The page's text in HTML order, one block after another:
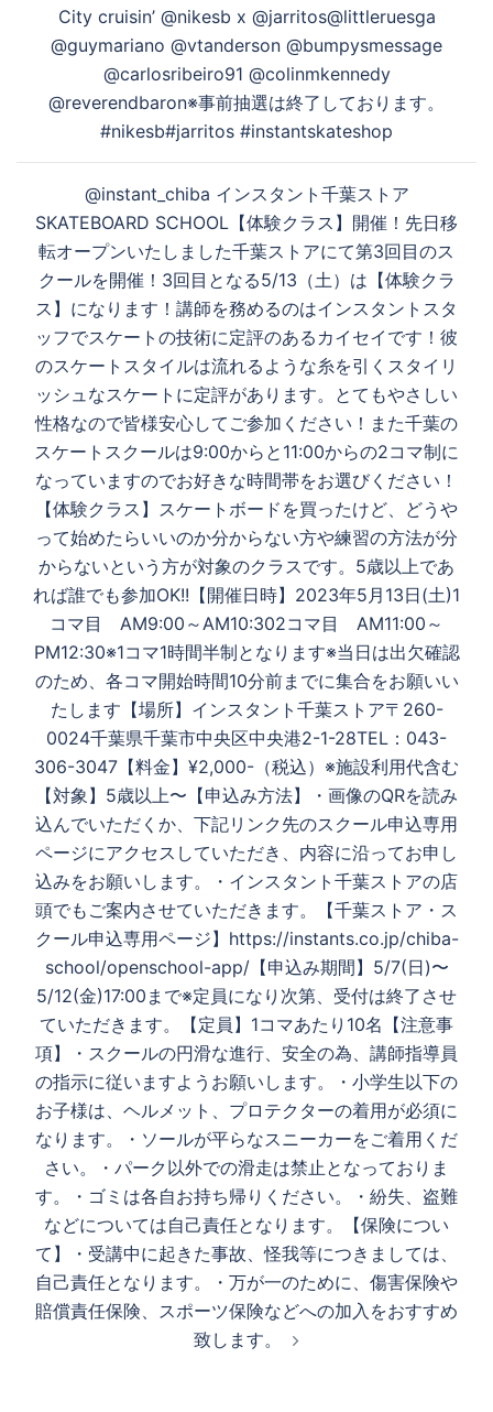
シ
ン
City cruisin’ @nikesb x @jarritos@littleruesga
@guymariano @vtanderson @bumpysmessage
@carlosribeiro91 @colinmkennedy
@reverendbaron※事前抽選は終了しております。
#nikesb#jarritos #instantskateshop
@instant_chiba インスタント千葉ストア
SKATEBOARD SCHOOL【体験クラス】開催！先日移
転オープンいたしました千葉ストアにて第3回目のス
クールを開催！3回目となる5/13（土）は【体験クラ
ス】になります！講師を務めるのはインスタントスタ
ッフでスケートの技術に定評のあるカイセイです！彼
のスケートスタイルは流れるような糸を引くスタイリ
ッシュなスケートに定評があります。とてもやさしい
性格なので皆様安心してご参加ください！また千葉の
スケートスクールは9:00からと11:00からの2コマ制に
なっていますのでお好きな時間帯をお選びください！
【体験クラス】スケートボードを買ったけど、どうや
って始めたらいいのか分からない方や練習の方法が分
からないという方が対象のクラスです。5歳以上であ
れば誰でも参加OK!!【開催日時】2023年5月13日(土)1
コマ目 AM9:00～AM10:302コマ目 AM11:00～
PM12:30※1コマ1時間半制となります※当日は出欠確認
のため、各コマ開始時間10分前までに集合をお願いい
たします【場所】インスタント千葉ストア〒260-
0024千葉県千葉市中央区中央港2-1-28TEL：043-
306-3047【料金】¥2,000-（税込）※施設利用代含む
【対象】5歳以上〜【申込み方法】・画像のQRを読み
込んでいただくか、下記リンク先のスクール申込専用
ページにアクセスしていただき、内容に沿ってお申し
込みをお願いします。・インスタント千葉ストアの店
頭でもご案内させていただきます。【千葉ストア・ス
クール申込専用ページ】https://instants.co.jp/chiba-
school/openschool-app/【申込み期間】5/7(日)〜
5/12(金)17:00まで※定員になり次第、受付は終了させ
ていただきます。【定員】1コマあたり10名【注意事
項】・スクールの円滑な進行、安全の為、講師指導員
の指示に従いますようお願いします。・小学生以下の
お子様は、ヘルメット、プロテクターの着用が必須に
なります。・ソールが平らなスニーカーをご着用くだ
さい。・パーク以外での滑走は禁止となっておりま
す。・ゴミは各自お持ち帰りください。・紛失、盗難
などについては自己責任となります。【保険につい
て】・受講中に起きた事故、怪我等につきましては、
自己責任となります。・万が一のために、傷害保険や
賠償責任保険、スポーツ保険などへの加入をおすすめ
致します。